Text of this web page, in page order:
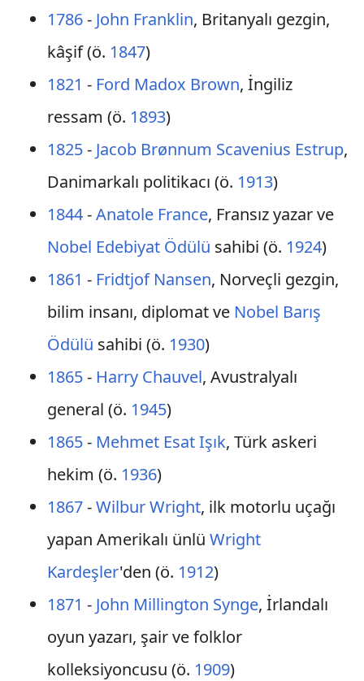
1786- John Franklin, Britanyalı gezgin,
kâşif (ö. 1847)
1821 - Ford Madox Brown, İngiliz
ressam (ö. 1893)
1825- Jacob Brønnum Scavenius Estrup,
Danimarkalı politikacı (ö. 1913)
1844-Anatole France, Fransız yazar ve
Nobel Edebiyat Ödülü sahibi (ö. 1924)
1861 - Fridtjof Nansen, Norveçli gezgin,
bilim insanı, diplomat ve Nobel Barış
Ödülü sahibi (ö. 1930)
1865- Harry Chauvel, Avustralyalı
general (ö. 1945)
1865- Mehmet Esat Işık, Türk askeri
hekim (ö. 1936)
1867-Wilbur Wright, ilk motorlu uçağı
yapan Amerikalı ünlü Wright
Kardeşler'den (ö. 1912)
1871 - John Millington Synge, İrlandalı
oyun yazarı, şair ve folklor
kolleksiyoncusu (ö. 1909)